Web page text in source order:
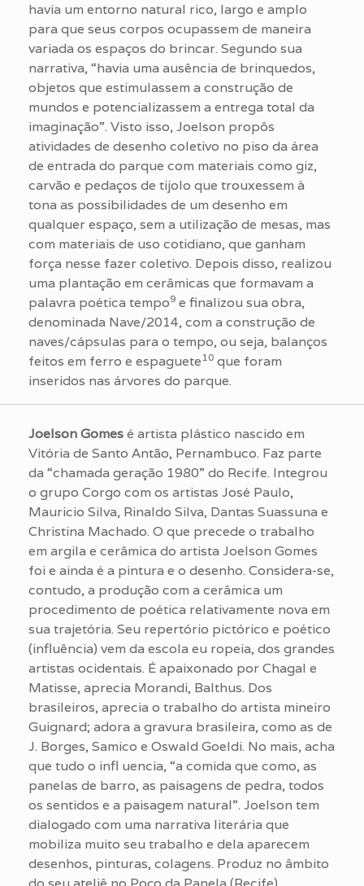
havia um entorno natural rico, largo e amplo
para que seus corpos ocupassem de maneira
variada os espaços do brincar. Segundo sua
narrativa, “havia uma ausência de brinquedos,
objetos que estimulassem a construção de
mundos e potencializassem a entrega total da
imaginação”. Visto isso, Joelson propôs
atividades de desenho coletivo no piso da área
de entrada do parque com materiais como giz,
carvão e pedaços de tijolo que trouxessem à
tona as possibilidades de um desenho em
qualquer espaço, sem a utilização de mesas, mas
com materiais de uso cotidiano, que ganham
força nesse fazer coletivo. Depois disso, realizou
uma plantação em cerâmicas que formavam a
palavra poética tempo9 e finalizou sua obra,
denominada Nave/2014, com a construção de
naves/cápsulas para o tempo, ou seja, balanços
feitos em ferro e espaguete 10 que foram
inseridos nas árvores do parque.
Joelson Gomesé artista plástico nascido em
Vitória de Santo Antão, Pernambuco. Faz parte
da “chamada geração 1980” do Recife. Integrou
o grupo Corgo com os artistas José Paulo,
Mauricio Silva, Rinaldo Silva, Dantas Suassuna e
Christina Machado. O que precede o trabalho
em argila e cerâmica do artista Joelson Gomes
foi e ainda é a pintura e o desenho. Considera-se,
contudo, a produção com a cerâmica um
procedimento de poética relativamente nova em
sua trajetória. Seu repertório pictórico e poético
(influência) vem da escola eu ropeia, dos grandes
artistas ocidentais. É apaixonado por Chagal e
Matisse, aprecia Morandi, Balthus. Dos
brasileiros, aprecia o trabalho do artista mineiro
Guignard; adora a gravura brasileira, como as de
J. Borges, Samico e Oswald Goeldi. No mais, acha
que tudo o infl uencia, “a comida que como, as
panelas de barro, as paisagens de pedra, todos
os sentidos e a paisagem natural”. Joelson tem
dialogado com uma narrativa literária que
mobiliza muito seu trabalho e dela aparecem
desenhos, pinturas, colagens. Produz no âmbito